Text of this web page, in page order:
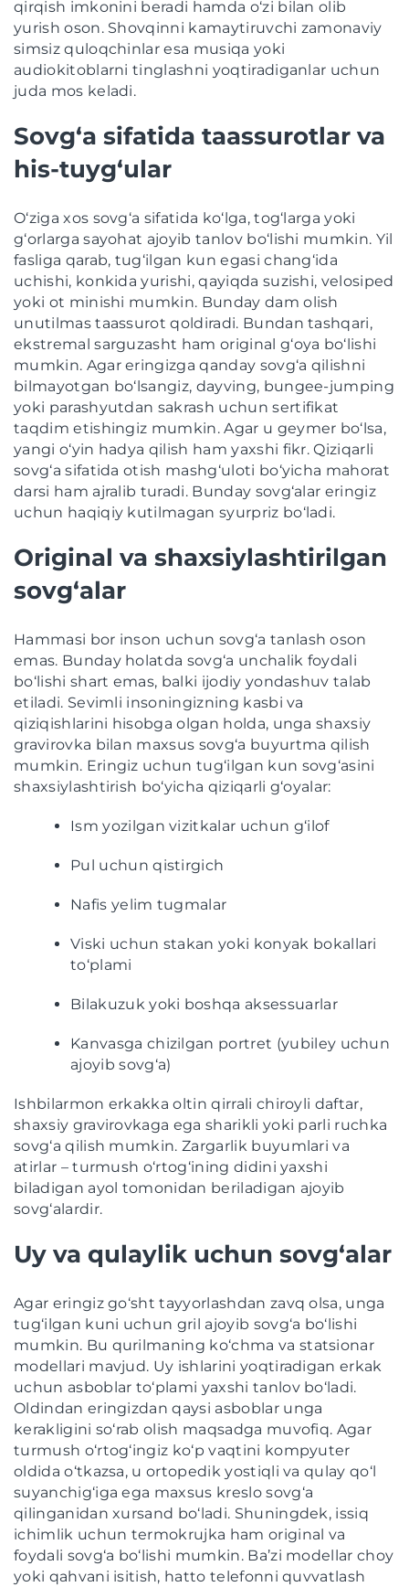
qirqish imkonini beradi hamda o‘zi bilan olib
yurish oson. Shovqinni kamaytiruvchi zamonaviy
simsiz quloqchinlar esa musiqa yoki
audiokitoblarni tinglashni yoqtiradiganlar uchun
juda mos keladi.
Sovg‘a sifatida taassurotlar va
his-tuyg‘ular
O‘ziga xos sovg‘a sifatida ko‘lga, tog‘larga yoki
g‘orlarga sayohat ajoyib tanlov bo‘lishi mumkin. Yil
fasliga qarab, tug‘ilgan kun egasi chang‘ida
uchishi, konkida yurishi, qayiqda suzishi, velosiped
yoki ot minishi mumkin. Bunday dam olish
unutilmas taassurot qoldiradi. Bundan tashqari,
ekstremal sarguzasht ham original g‘oya bo‘lishi
mumkin. Agar eringizga qanday sovg‘a qilishni
bilmayotgan bo‘lsangiz, dayving, bungee-jumping
yoki parashyutdan sakrash uchun sertifikat
taqdim etishingiz mumkin. Agar u geymer bo‘lsa,
yangi o‘yin hadya qilish ham yaxshi fikr. Qiziqarli
sovg‘a sifatida otish mashg‘uloti bo‘yicha mahorat
darsi ham ajralib turadi. Bunday sovg‘alar eringiz
uchun haqiqiy kutilmagan syurpriz bo‘ladi.
Original va shaxsiylashtirilgan
sovg‘alar
Hammasi bor inson uchun sovg‘a tanlash oson
emas. Bunday holatda sovg‘a unchalik foydali
bo‘lishi shart emas, balki ijodiy yondashuv talab
etiladi. Sevimli insoningizning kasbi va
qiziqishlarini hisobga olgan holda, unga shaxsiy
gravirovka bilan maxsus sovg‘a buyurtma qilish
mumkin. Eringiz uchun tug‘ilgan kun sovg‘asini
shaxsiylashtirish bo‘yicha qiziqarli g‘oyalar:
Ism yozilgan vizitkalar uchun g‘ilof
Pul uchun qistirgich
Nafis yelim tugmalar
Viski uchun stakan yoki konyak bokallari
to‘plami
Bilakuzuk yoki boshqa aksessuarlar
Kanvasga chizilgan portret (yubiley uchun
ajoyib sovg‘a)
Ishbilarmon erkakka oltin qirrali chiroyli daftar,
shaxsiy gravirovkaga ega sharikli yoki parli ruchka
sovg‘a qilish mumkin. Zargarlik buyumlari va
atirlar – turmush o‘rtog‘ining didini yaxshi
biladigan ayol tomonidan beriladigan ajoyib
sovg‘alardir.
Uy va qulaylik uchun sovg‘alar
Agar eringiz go‘sht tayyorlashdan zavq olsa, unga
tug‘ilgan kuni uchun gril ajoyib sovg‘a bo‘lishi
mumkin. Bu qurilmaning ko‘chma va statsionar
modellari mavjud. Uy ishlarini yoqtiradigan erkak
uchun asboblar to‘plami yaxshi tanlov bo‘ladi.
Oldindan eringizdan qaysi asboblar unga
kerakligini so‘rab olish maqsadga muvofiq. Agar
turmush o‘rtog‘ingiz ko‘p vaqtini kompyuter
oldida o‘tkazsa, u ortopedik yostiqli va qulay qo‘l
suyanchig‘iga ega maxsus kreslo sovg‘a
qilinganidan xursand bo‘ladi. Shuningdek, issiq
ichimlik uchun termokrujka ham original va
foydali sovg‘a bo‘lishi mumkin. Ba’zi modellar choy
yoki qahvani isitish, hatto telefonni quvvatlash